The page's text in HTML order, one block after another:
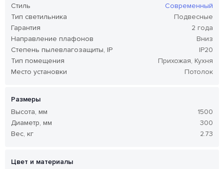
Стиль
Современный
Тип светильника
Подвесные
Гарантия
2 года
Направление плафонов
Вниз
Степень пылевлагозащиты, IP
IP20
Тип помещения
Прихожая, Кухня
Место установки
Потолок
Размеры
Высота, мм
1500
Диаметр, мм
300
Вес, кг
2.73
Цвет и материалы